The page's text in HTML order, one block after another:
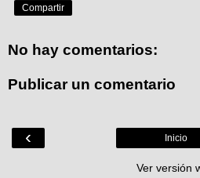
Compartir
No hay comentarios:
Publicar un comentario
‹ Inicio
Ver versión